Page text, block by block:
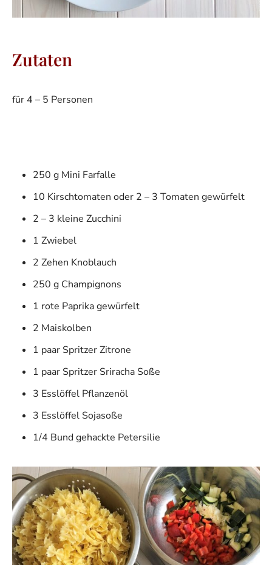
Zutaten
für 4 – 5 Personen
250 g Mini Farfalle
10 Kirschtomaten oder 2 – 3 Tomaten gewürfelt
2 – 3 kleine Zucchini
1 Zwiebel
2 Zehen Knoblauch
250 g Champignons
1 rote Paprika gewürfelt
2 Maiskolben
1 paar Spritzer Zitrone
1 paar Spritzer Sriracha Soße
3 Esslöffel Pflanzenöl
3 Esslöffel Sojasoße
1/4 Bund gehackte Petersilie